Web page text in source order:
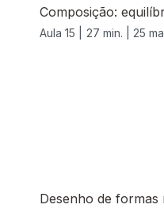
Composição:
Aula 15 | 27 min. | 25
Desenho de formas